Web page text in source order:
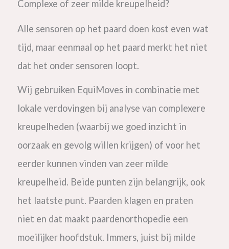
Complexe of zeer milde kreupelheid?
Alle sensoren op het paard doen kost even wat
tijd, maar eenmaal op het paard merkt het niet
dat het onder sensoren loopt.
Wij gebruiken EquiMoves in combinatie met
lokale verdovingen bij analyse van complexere
kreupelheden (waarbij we goed inzicht in
oorzaak en gevolg willen krijgen) of voor het
eerder kunnen vinden van zeer milde
kreupelheid. Beide punten zijn belangrijk, ook
het laatste punt. Paarden klagen en praten
niet en dat maakt paardenorthopedie een
moeilijker hoofdstuk. Immers, juist bij milde